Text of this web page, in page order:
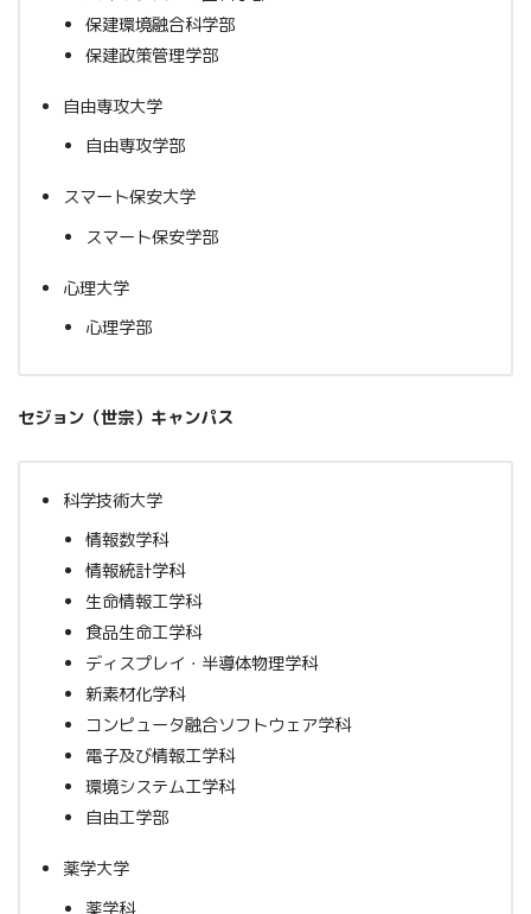
保建環境融合科学部
保建政策管理学部
自由専攻大学
自由専攻学部
スマート保安大学
スマート保安学部
心理大学
心理学部
セジョン（世宗）キャンパス
科学技術大学
情報数学科
情報統計学科
生命情報工学科
食品生命工学科
ディスプレイ・半導体物理学科
新素材化学科
コンピュータ融合ソフトウェア学科
電子及び情報工学科
環境システム工学科
自由工学部
薬学大学
薬学科